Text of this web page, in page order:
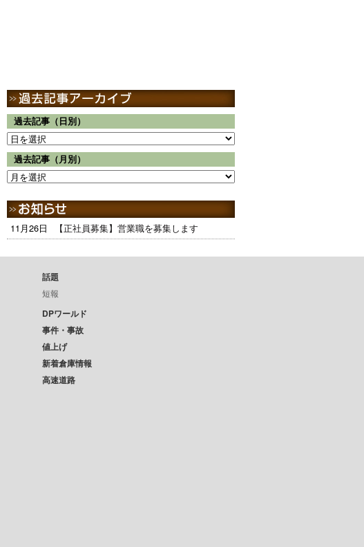
過去記事（日別）
過去記事（月別）
11月26日 【正社員募集】営業職を募集します
話題
短報
DPワールド
事件・事故
値上げ
新着倉庫情報
高速道路